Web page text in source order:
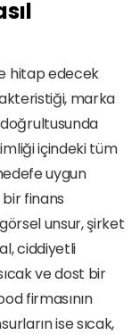
hitap edecek
marka
içindeki tüm
uygun
finans
unsur, şirket
ciddiyetli
ve dost bir
firmasının
ise sıcak,